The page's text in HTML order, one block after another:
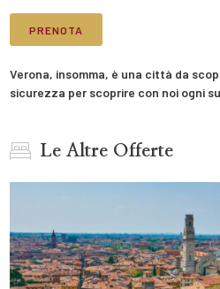
PRENOTA
Verona, insomma, è una città da
sicurezza per scoprire con noi ogni
Le Altre Offerte